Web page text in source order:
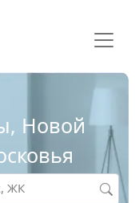
Новой
ЖК